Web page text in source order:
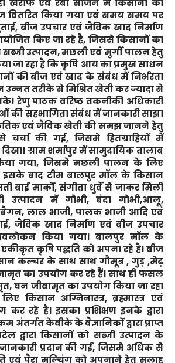
खरीफ एवं रबी सीजन में किसानों को
वितरित किया गया एवं समय समय पर
बीज उपचार एवं जैविक खाद निर्माण
किए जा रहे है, जिससे किसानों का
उत्पादन, मछली एवं मुर्गी पालन हेतु
जा रहा है कि कृषि आय का प्रमुख साधन
की बीज एवं खाद के संबंध में निर्भरता
तरीके से मिश्रित खेती कर ज्यादा से
रेणु पाठक वरिष्ठ तकनीकी अधिकारी
की सहभागिता संबंध में जानकारी साझा
एवं जैविक खेती की समझ जानने हेतु
से चर्चा की गई, जिसमे हितग्राहियों में
ग्राम शर्मापुर में सामुदायिक तालाब
गया, जिसमे मछली पालन के लिए
इसके बाद टीम बालपुर मॉल के किसान
बाई मार्को, संगीता धुर्वे से जाकर मिली
उत्पादन में गोभी, बंदा गोभी,आलू,
लाल भाजी, पालक भाजी आदि एवं
जैविक खाद निर्माण एवं बीज उपचार
किया गया। बालपुर मॉल के
कृषि पद्धति को अपना रहे है। बीज
कल्चर के साथ साथ गौमूत्र , गुड़ ,मेढ़
का उपयोग कर रहे हैं। साथ ही फसल
घन जीवामृत का उपयोग किया जा रहा
किसान अग्निनास्त्र, ब्रह्मास्त्र एवं
कर रहे है। इसका प्रशिक्षण इनके द्वारा
अंतर्गत केवीके के वैज्ञानिकों द्वारा प्राप्त
द्वारा किसानों को सब्जी उत्पादन के
प्रदान की गई, जिसमे अधिक से
एवं पैरा मल्चिंग को अपनाने हेतु सलाह